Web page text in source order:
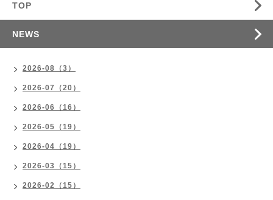
TOP
NEWS
2026-08（3）
2026-07（20）
2026-06（16）
2026-05（19）
2026-04（19）
2026-03（15）
2026-02（15）